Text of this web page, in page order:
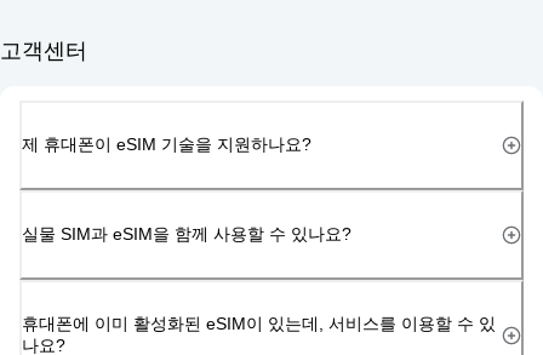
고객센터
제 휴대폰이 eSIM 기술을 지원하나요?
실물 SIM과 eSIM을 함께 사용할 수 있나요?
휴대폰에 이미 활성화된 eSIM이 있는데, 서비스를 이용할 수 있
나요?